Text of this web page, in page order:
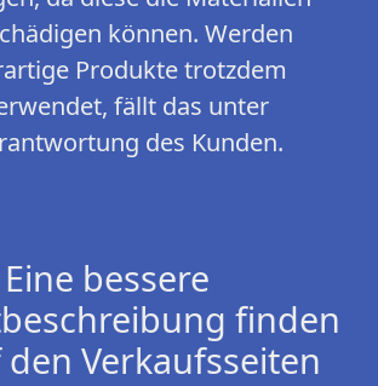
können. Werden
Produkte trotzdem
fällt das unter
des Kunden.
Eine bessere
finden
den Verkaufsseiten